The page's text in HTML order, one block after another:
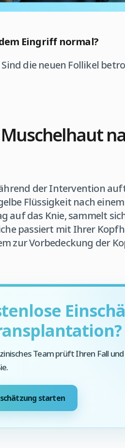
Eingriff normal?
die neuen Follikel
der Intervention
Flüssigkeit nach
auf das Knie, sammelt
passiert mit Ihrer
zur Vorbedeckung der
Team prüft Ihren Fall
starten